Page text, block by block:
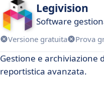
Legivision
Software
Versione gratuita Prova
Gestione e archiviazione
reportistica avanzata.